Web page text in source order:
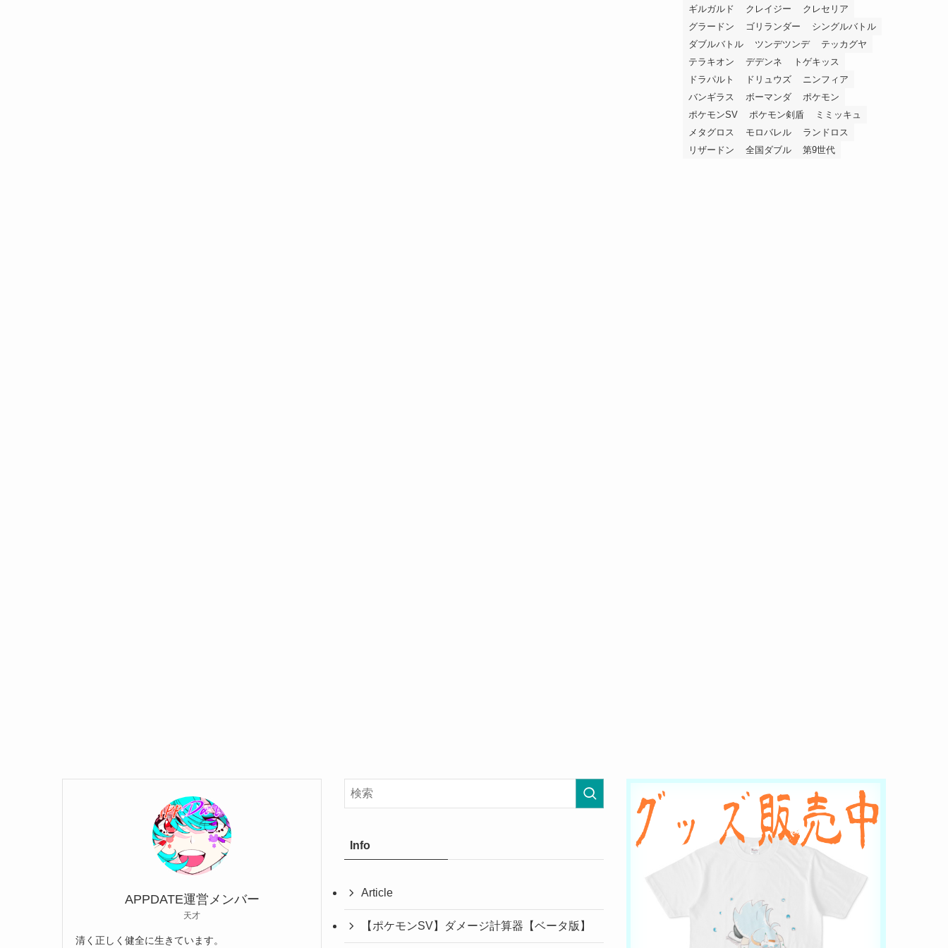
ギルガルド クレイジー
クレセリア
グラードン
ゴリランダー
シングルバトル
ダブルバトル
ツンデツンデ
テッカグヤ
テラキオン
デデンネ
トゲキッス
ドラパルト
ドリュウズ
ニンフィア
バンギラス
ボーマンダ
ポケモン
ポケモンSV
ポケモン剣盾
ミミッキュ
メタグロス
モロバレル
ランドロス
リザードン
全国ダブル 第9世代
APPDATE運営メンバー
天才
清く正しく健全に生きています。
Info
Article
【ポケモンSV】ダメージ計算器【ベータ版】